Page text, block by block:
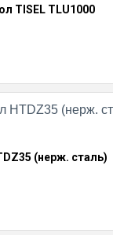
TISEL TLU1000
(нерж. сталь)